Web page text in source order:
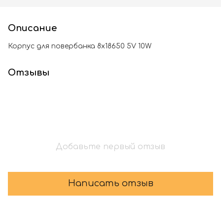
Описание
Корпус для повербанка 8х18650 5V 10W
Отзывы
Добавьте первый отзыв
Написать отзыв